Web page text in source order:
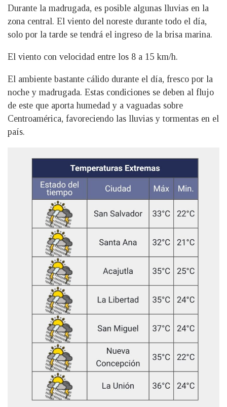
Durante la madrugada, es posible algunas lluvias en la
zona central. El viento del noreste durante todo el día,
solo por la tarde se tendrá el ingreso de la brisa marina.
El viento con velocidad entre los 8 a 15 km/h.
El ambiente bastante cálido durante el día, fresco por la
noche y madrugada. Estas condiciones se deben al flujo
de este que aporta humedad y a vaguadas sobre
Centroamérica, favoreciendo las lluvias y tormentas en el
país.